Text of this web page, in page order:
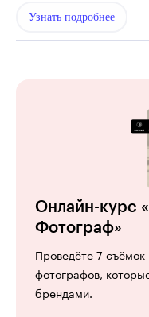
Узнать подробнее
Онлайн-курс
Фотограф»
Проведёте 7
фотографов,
брендами.